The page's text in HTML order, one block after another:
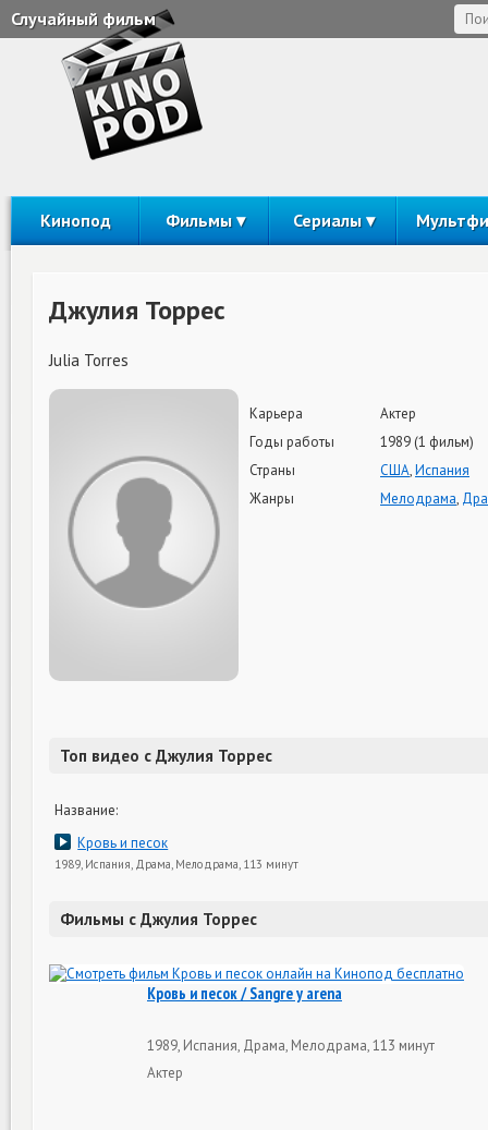
Случайный фильм
Кинопод Фильмы Сериалы
Джулия Торрес
Julia Torres
Карьера
Актер
Годы работы
1989 (1 фильм)
Страны
США,Испания
Жанры
Мелодрама,
Топ видео с Джулия Торрес
Название:
Кровь и песок
1989, Испания, Драма, Мелодрама, 113 минут
Фильмы с Джулия Торрес
Кровь и песок / Sangre y arena
1989, Испания, Драма, Мелодрама, 113 минут
Актер